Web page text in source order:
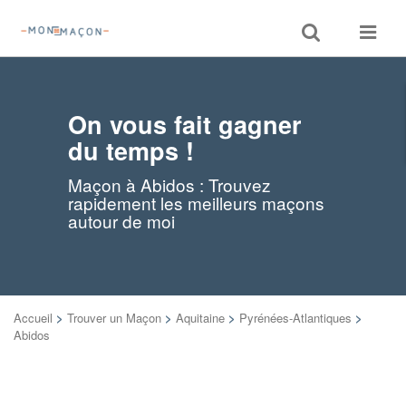
Toggle
search
Toggle
On vous fait gagner
du temps !
Maçon à Abidos : Trouvez
rapidement les meilleurs maçons
autour de moi
Accueil > Trouver un Maçon > Aquitaine > Pyrénées-Atlantiques >
Abidos